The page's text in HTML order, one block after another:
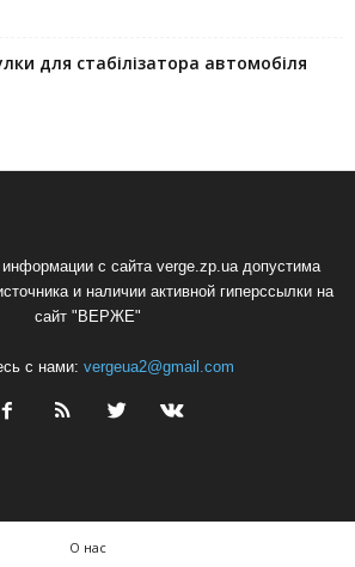
для стабілізатора автомобіля
с сайта verge.zp.ua допустима
и наличии активной гиперссылки на
сайт "ВЕРЖЕ"
с нами: vergeua2@gmail.com
О нас